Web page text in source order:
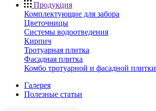
Продукция
Комплектующие для забора
Цветочницы
Системы водоотведения
Кирпич
Тротуарная плитка
Фасадная плитка
Комбо тротуарной и фасадной плитки
Галерея
Полезные статьи